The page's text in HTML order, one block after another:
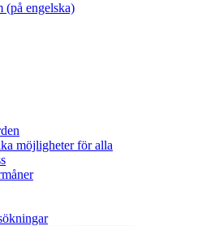
(på engelska)
möjligheter för alla